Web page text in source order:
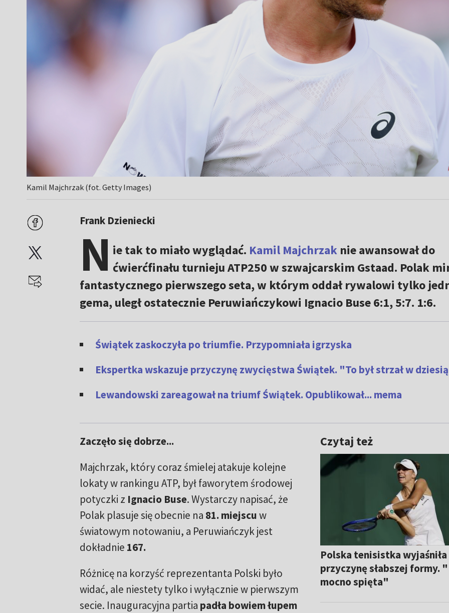
Kamil Majchrzak (fot. Getty Images)
Frank Dzieniecki
N ie tak to miało wyglądać. Kamil Majchrzaknie awansował do
ćwierćfinału turnieju ATP250 w szwajcarskim Gstaad. Polak
fantastycznego pierwszego seta, w którym oddał rywalowi tylko
gema, uległ ostatecznie Peruwiańczykowi Ignacio Buse 6:1, 5:7. 1:6.
Świątek zaskoczyła po triumfie. Przypomniała igrzyska
Ekspertka wskazuje przyczynę zwycięstwa Świątek. "To był strzał w
Lewandowski zareagował na triumf Świątek. Opublikował... mema
Czytaj też
Polska tenisistka wyjaśniła
przyczynę słabszej formy.
mocno spięta"
Zaczęło się dobrze...
Majchrzak, który coraz śmielej atakuje kolejne
lokaty w rankingu ATP, był faworytem środowej
potyczki z Ignacio Buse. Wystarczy napisać, że
Polak plasuje się obecnie na 81. miejscuw
światowym notowaniu, a Peruwiańczyk jest
dokładnie 167.
Różnicę na korzyść reprezentanta Polski było
widać, ale niestety tylko i wyłącznie w pierwszym
secie. Inauguracyjna partia padła bowiem łupem